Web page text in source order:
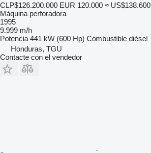
CLP$126.200.000 EUR 120.000 ≈ US$138.600
Máquina perforadora
1995
9.999 m/h
Potencia 441 kW (600 Hp) Combustible diésel
Honduras, TGU
Contacte con el vendedor